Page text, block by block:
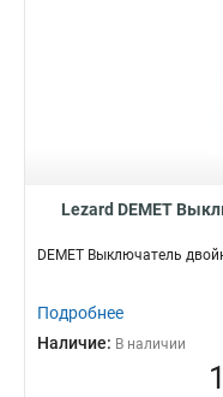
Lezard DEMET
DEMET Выключатель
Подробнее
Наличие: В наличии